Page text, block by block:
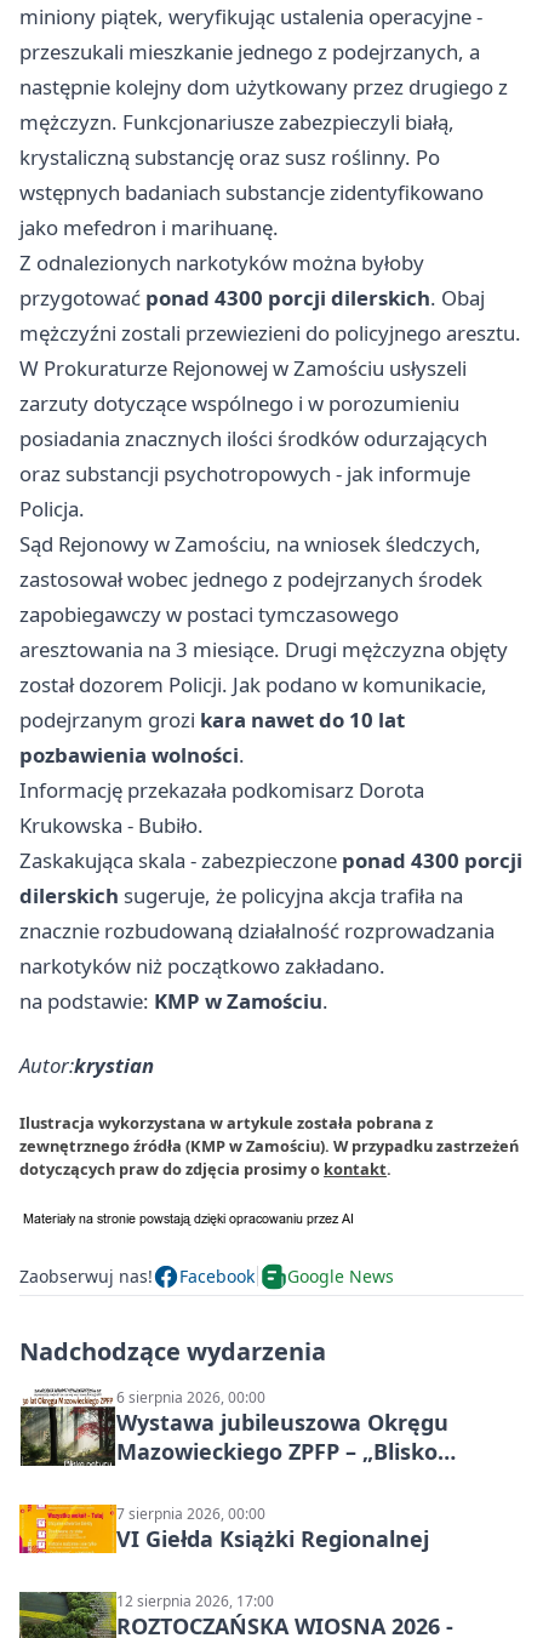
miniony piątek, weryfikując ustalenia operacyjne -
przeszukali mieszkanie jednego z podejrzanych, a
następnie kolejny dom użytkowany przez drugiego z
mężczyzn. Funkcjonariusze zabezpieczyli białą,
krystaliczną substancję oraz susz roślinny. Po
wstępnych badaniach substancje zidentyfikowano
jako mefedron i marihuanę.
Z odnalezionych narkotyków można byłoby
przygotować ponad 4300 porcji dilerskich. Obaj
mężczyźni zostali przewiezieni do policyjnego aresztu.
W Prokuraturze Rejonowej w Zamościu usłyszeli
zarzuty dotyczące wspólnego i w porozumieniu
posiadania znacznych ilości środków odurzających
oraz substancji psychotropowych - jak informuje
Policja.
Sąd Rejonowy w Zamościu, na wniosek śledczych,
zastosował wobec jednego z podejrzanych środek
zapobiegawczy w postaci tymczasowego
aresztowania na 3 miesiące. Drugi mężczyzna objęty
został dozorem Policji. Jak podano w komunikacie,
podejrzanym grozi kara nawet do 10 lat
pozbawienia wolności.
Informację przekazała podkomisarz Dorota
Krukowska - Bubiło.
Zaskakująca skala - zabezpieczone ponad 4300 porcji
dilerskich sugeruje, że policyjna akcja trafiła na
znacznie rozbudowaną działalność rozprowadzania
narkotyków niż początkowo zakładano.
na podstawie: KMP w Zamościu.
Autor:krystian
Ilustracja wykorzystana w artykule została pobrana z
zewnętrznego źródła (KMP w Zamościu). W przypadku zastrzeżeń
dotyczących praw do zdjęcia prosimy o kontakt.
Zaobserwuj nas! Facebook Google News
Nadchodzące wydarzenia
6 sierpnia 2026, 00:00
Wystawa jubileuszowa Okręgu
Mazowieckiego ZPFP – „Blisko
7 sierpnia 2026, 00:00
VI Giełda Książki Regionalnej
12 sierpnia 2026, 17:00
ROZTOCZAŃSKA WIOSNA 2026 -